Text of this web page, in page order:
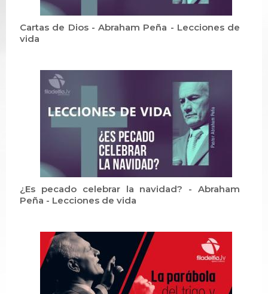
Cartas de Dios - Abraham Peña - Lecciones de
vida
¿Es pecado celebrar la navidad? - Abraham
Peña - Lecciones de vida